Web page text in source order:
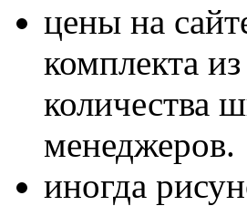
цены на
комплекта
количества
менеджеров.
иногда